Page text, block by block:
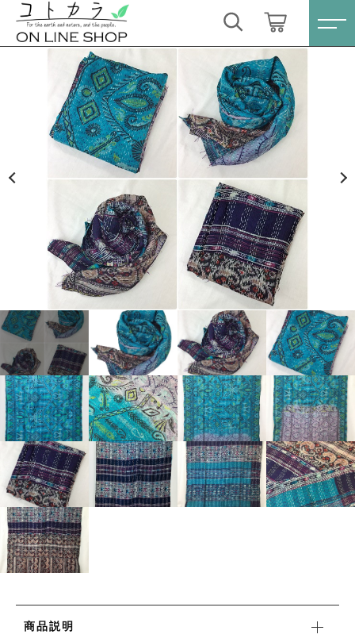
商品説明
カートに商品を追加しました
【お値下げ】カンタ刺繍 シルクストール
〔2〕
数量
9,350円 （税込）
ショッピングを続ける
カートを確認する
ログイン / 会員登録
お気に入り
すべての商品
スキンケア・石鹸
HINOKI（土佐ヒノキ）シリーズ
洗剤・食器用石鹸
タオル/ハンカチ
国産［奥会津］かごバッグ
カトラリー/食器
ソーラーランタン（クリーンエネルギー）
ファッション
布ナプキン
雑貨
キリム
すべて
スキンケア・石鹸
HINOKI（土佐ヒノキ）シリーズ
サステナブル歯ブラシ・歯磨き粉
洗剤・食器用石鹸
タオル/ハンカチ
国産［奥会津］かごバッグ
カトラリー/食器
ソーラーランタン（クリーンエネルギー）
ファッション
キーワード検索
こだわり検索
親カテゴリ
子カテゴリ
価格帯
～
その他
在庫あり セール
並び順